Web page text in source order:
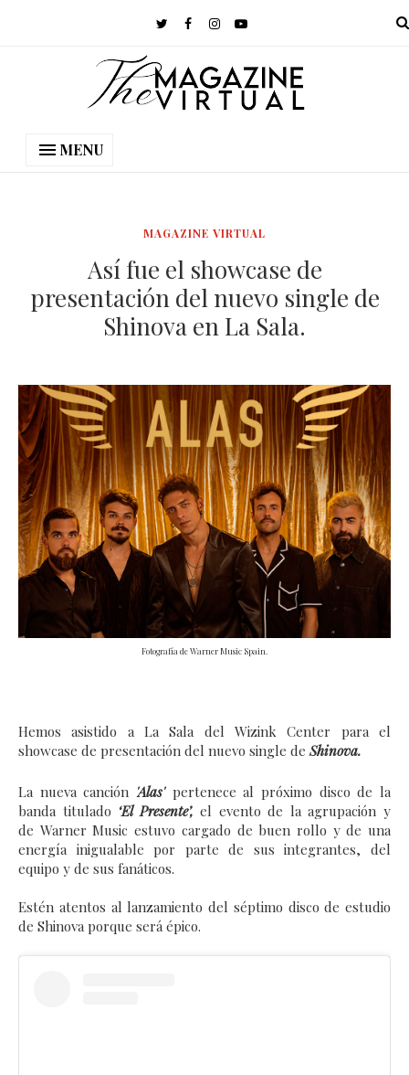
MENU
MAGAZINE VIRTUAL
Así fue el showcase de
presentación del nuevo single de
Shinova en La Sala.
Fotografía de Warner Music Spain.
Hemos asistido a La Sala del Wizink Center para el
showcase de presentación del nuevo single deShinova.
La nueva canción 'Alas' pertenece al próximo disco de la
banda titulado ‘El Presente’, el evento de la agrupación y
de Warner Music estuvo cargado de buen rollo y de una
energía inigualable por parte de sus integrantes, del
equipo y de sus fanáticos.
Estén atentos al lanzamiento del séptimo disco de estudio
de Shinovaporque será épico.